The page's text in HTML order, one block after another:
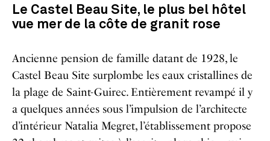
Le Castel Beau Site, le plus bel hôtel
vue mer de la côte de granit rose
Ancienne pension de famille datant de 1928, le
Castel Beau Site surplombe les eaux cristallines de
la plage de Saint-Guirec. Entièrement revampé il y
a quelques années sous l’impulsion de l’architecte
d’intérieur Natalia Megret, l’établissement propose